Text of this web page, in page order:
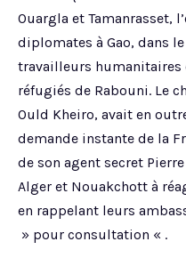
Ouargla et Tamanrasset,
diplomates à Gao, dans
travailleurs humanitaires
réfugiés de Rabouni. Le
Ould Kheiro, avait en
demande instante de la
de son agent secret
Alger et Nouakchott à
en rappelant leurs
» pour consultation « .